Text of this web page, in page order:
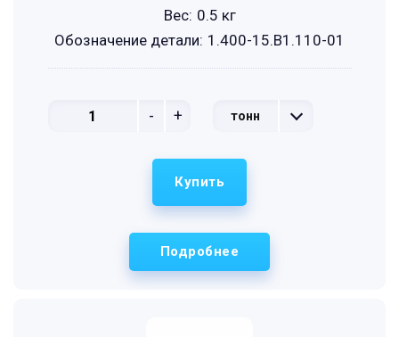
- + тонн
Вес: 0.5 кг
Обозначение детали: 1.400-15.B1.110-01
Подробнее
Купить